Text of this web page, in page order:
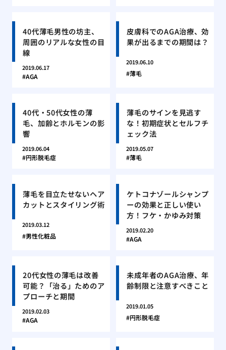
40代薄毛男性の坊主、
周囲のリアルな女性の目
線
2019.06.17
AGA
皮膚科でのAGA治療、効
果が出るまでの期間は？
2019.06.10
薄毛
40代・50代女性の薄
毛、加齢とホルモンの影
響
2019.06.04
円形脱毛症
薄毛のサインを見逃す
な！初期症状とセルフチ
ェック法
2019.05.07
薄毛
薄毛を目立たせないヘア
カットとスタイリング術
2019.03.12
男性化粧品
ケトコナゾールシャンプ
ーの効果と正しい使い
方！フケ・かゆみ対策
2019.02.20
AGA
20代女性の薄毛は改善
可能？「治る」ためのア
プローチと期間
2019.02.03
AGA
未成年者のAGA治療、年
齢制限と注意すべきこと
2019.01.05
円形脱毛症